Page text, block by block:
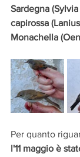
Sardegna
capirossa
Monachella
Per quanto
l'11 maggio è